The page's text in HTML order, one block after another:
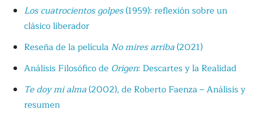
Los cuatrocientos golpes(1959): reflexión sobre un
clásico liberador
Reseña de la película No mires arriba(2021)
Análisis Filosófico de Origen: Descartes y la Realidad
Te doy mi alma(2002), de Roberto Faenza – Análisis y
resumen